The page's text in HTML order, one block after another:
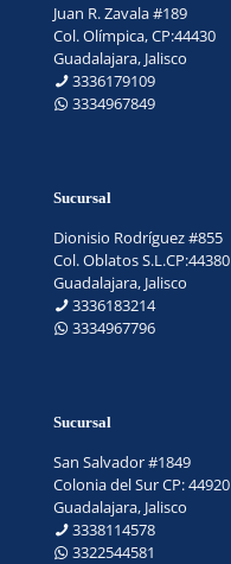
Juan R. Zavala #189
Col. Olímpica, CP:44430
Guadalajara, Jalisco
3336179109
3334967849
Sucursal
Dionisio Rodríguez #855
Col. Oblatos S.L.CP:44380
Guadalajara, Jalisco
3336183214
3334967796
Sucursal
San Salvador #1849
Colonia del Sur CP: 44920
Guadalajara, Jalisco
3338114578
3322544581